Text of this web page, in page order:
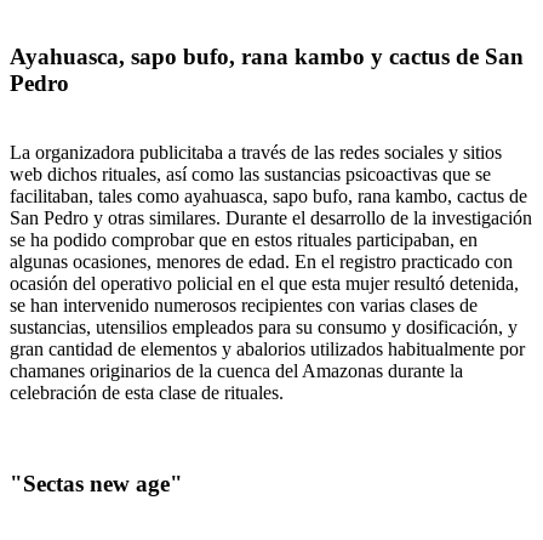
Ayahuasca, sapo bufo, rana kambo y cactus de San
Pedro
La organizadora publicitaba a través de las redes sociales y sitios
web dichos rituales, así como las sustancias psicoactivas que se
facilitaban, tales como ayahuasca, sapo bufo, rana kambo, cactus de
San Pedro y otras similares. Durante el desarrollo de la investigación
se ha podido comprobar que en estos rituales participaban, en
algunas ocasiones, menores de edad. En el registro practicado con
ocasión del operativo policial en el que esta mujer resultó detenida,
se han intervenido numerosos recipientes con varias clases de
sustancias, utensilios empleados para su consumo y dosificación, y
gran cantidad de elementos y abalorios utilizados habitualmente por
chamanes originarios de la cuenca del Amazonas durante la
celebración de esta clase de rituales.
"Sectas new age"